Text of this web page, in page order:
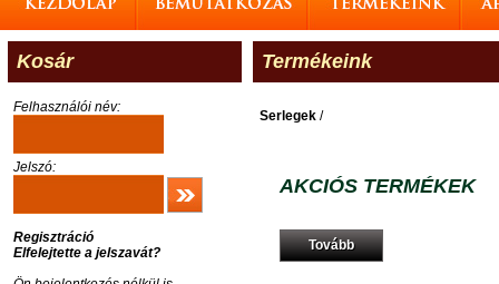
Kosár
Felhasználói név:
Jelszó:
Regisztráció
Elfelejtette a jelszavát?
Termékeink
Serlegek /
AKCIÓS TERMÉKEK
Tovább